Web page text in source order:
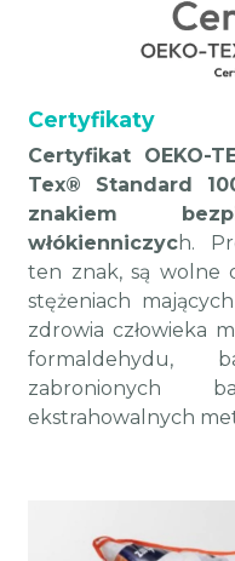
Certyfikaty
Certyfikat OEKO-
Tex® Standard
znakiem
włókienniczych.
ten znak, są wolne
stężeniach
zdrowia człowieka
formaldehydu,
zabronionych
ekstrahowalnych